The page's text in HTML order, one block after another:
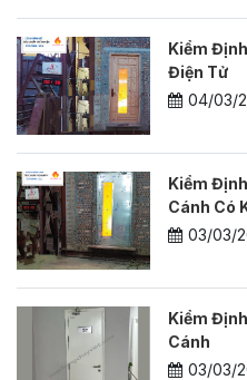
Kiểm
Điện Tử
04/03/
Kiểm
Cánh Có
03/03/
Kiểm
Cánh
03/03/